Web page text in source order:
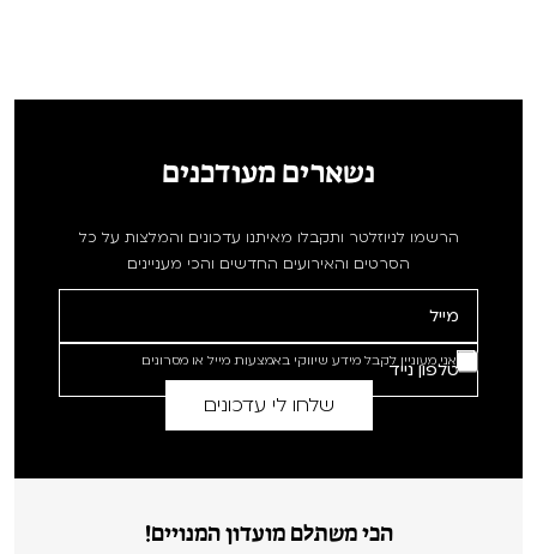
נשארים מעודכנים
הרשמו לניוזלטר ותקבלו מאיתנו עדכונים והמלצות על כל
הסרטים והאירועים החדשים והכי מעניינים
אני מעוניין לקבל מידע שיווקי באמצעות מייל או מסרונים
הכי משתלם מועדון המנויים!